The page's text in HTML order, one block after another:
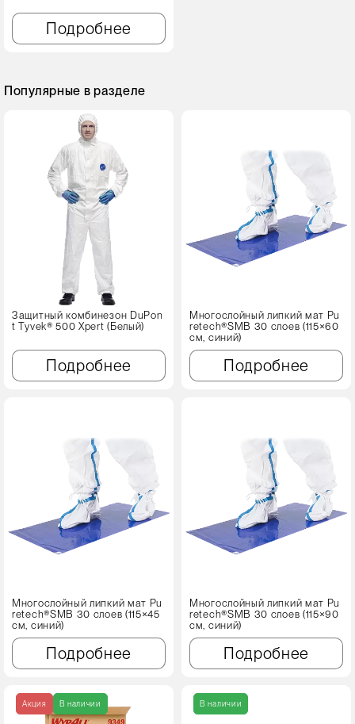
Подробнее
Популярные в разделе
Защитный комбинезон DuPon
t Tyvek® 500 Xpert (Белый)
Подробнее
Многослойный липкий мат Pu
retech®SMB 30 слоев (115×60
см, синий)
Подробнее
Многослойный липкий мат Pu
retech®SMB 30 слоев (115×45
см, синий)
Подробнее
Многослойный липкий мат Pu
retech®SMB 30 слоев (115×90
см, синий)
Подробнее
Акция В наличии В наличии